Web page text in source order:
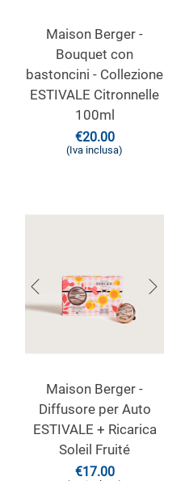
Maison Berger -
Bouquet con
bastoncini - Collezione
ESTIVALE Citronnelle
100ml
€20.00
(Iva inclusa)
Maison Berger -
Diffusore per Auto
ESTIVALE + Ricarica
Soleil Fruité
€17.00